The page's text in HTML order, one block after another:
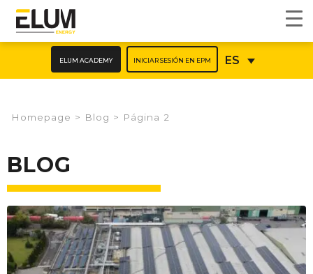
ELUM ACADEMY INICIAR SESIÓN EN EPM ES
Homepage > Blog > Página 2
BLOG